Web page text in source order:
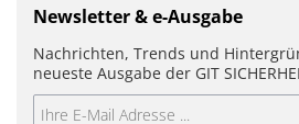
Newsletter & e-Ausgabe
Nachrichten, Trends und
neueste Ausgabe der GIT